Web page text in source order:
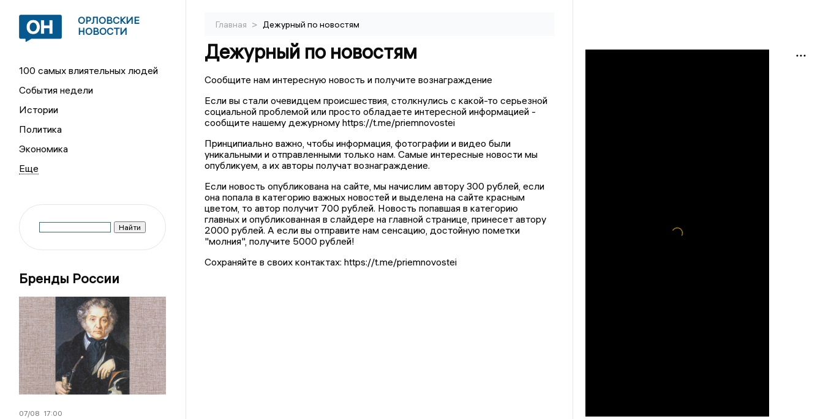
ОРЛОВСКИЕ
НОВОСТИ
100 самых влиятельных людей
События недели
Истории
Политика
Экономика
Бренды России
07/08 17:00
Главная > Дежурный по новостям
Дежурный по новостям
Сообщите️ нам️ интересную️ новость️ и️ получите️ вознаграждение
Если️ вы️ стали️ очевидцем️ происшествия,️ столкнулись️ с️ какой-то️ серьезной️
социальной проблемой️ или️ просто️ обладаете️ интересной️ информацией️ -️
сообщите️ нашему️ дежурному️ ️ https://t.me/priemnovostei️️
Принципиально️ важно,️ чтобы️ информация,️ фотографии️ и️ видео️ были️
уникальными️ и️ отправленными️ только️ нам.️ Самые️ интересные️ новости️ мы️
опубликуем,️ а️ их️ авторы️ получат️ вознаграждение.
️Если️ новость️ опубликована️ на️ сайте,️ мы️ начислим️ автору️ 300️ рублей,️ если️
она️ попала в️ категорию️ важных️ новостей️ и️ выделена️ на️ сайте️ красным️
цветом,️ то️ автор️ получит️ 700 рублей.️ Новость️ попавшая️ в️ категорию️
главных️ и️ опубликованная️ в️ слайдере️ на️ главной️ странице,️ принесет️ автору️
2000️ рублей.️ А️ если️ вы️ отправите️ нам️ сенсацию,️ достойную️ пометки️
"молния",️ получите️ 5000️ рублей!
Сохраняйте️ в️ своих️ контактах:️ https://t.me/priemnovostei